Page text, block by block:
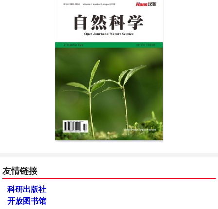
友情链接
科研出版社
开放图书馆